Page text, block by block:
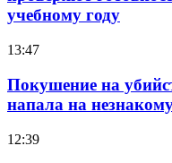
учебному году
13:47
Покушение на
напала на
12:39